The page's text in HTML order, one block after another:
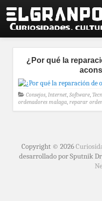
¿Por qué la
Consejos, Internet, Software,
ordenadores malaga, reparar
Copyright © 2026
desarrollado por Sputnik